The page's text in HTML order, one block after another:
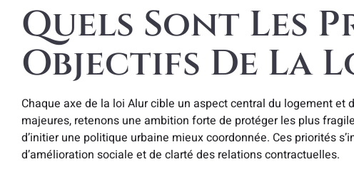
Quels Sont Les
Objectifs De La
Chaque axe de la loi Alur cible un aspect central du logement
majeures, retenons une ambition forte de protéger les plus
d’initier une politique urbaine mieux coordonnée. Ces priorités
d’amélioration sociale et de clarté des relations contractuelles.